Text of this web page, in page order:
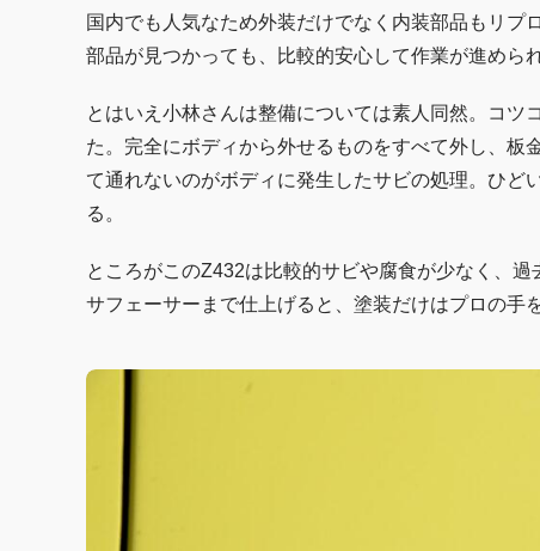
国内でも人気なため外装だけでなく内装部品もリ
部品が見つかっても、比較的安心して作業が進めら
とはいえ小林さんは整備については素人同然。コツ
た。完全にボディから外せるものをすべて外し、板
て通れないのがボディに発生したサビの処理。ひど
る。
ところがこのZ432は比較的サビや腐食が少なく、
サフェーサーまで仕上げると、塗装だけはプロの手